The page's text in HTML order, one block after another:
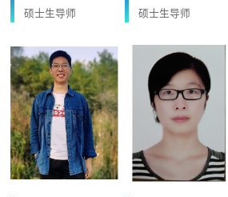
硕士生导师 硕士生导师